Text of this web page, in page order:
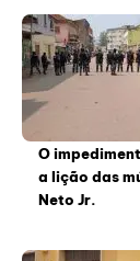
O
a lição das
Neto Jr.